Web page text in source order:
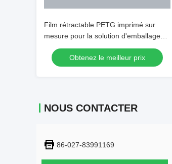
Film rétractable PETG imprimé sur
mesure pour la solution d'emballage
d'étiquettes
Obtenez le meilleur prix
NOUS CONTACTER
86-027-83991169